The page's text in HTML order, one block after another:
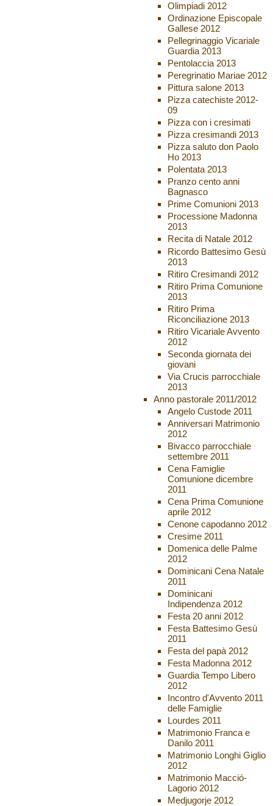
Olimpiadi 2012
Ordinazione Episcopale
Gallese 2012
Pellegrinaggio Vicariale
Guardia 2013
Pentolaccia 2013
Peregrinatio Mariae 2012
Pittura salone 2013
Pizza catechiste 2012-
09
Pizza con i cresimati
Pizza cresimandi 2013
Pizza saluto don Paolo
Ho 2013
Polentata 2013
Pranzo cento anni
Bagnasco
Prime Comunioni 2013
Processione Madonna
2013
Recita di Natale 2012
Ricordo Battesimo Gesù
2013
Ritiro Cresimandi 2012
Ritiro Prima Comunione
2013
Ritiro Prima
Riconciliazione 2013
Ritiro Vicariale Avvento
2012
Seconda giornata dei
giovani
Via Crucis parrocchiale
2013
Anno pastorale 2011/2012
Angelo Custode 2011
Anniversari Matrimonio
2012
Bivacco parrocchiale
settembre 2011
Cena Famiglie
Comunione dicembre
2011
Cena Prima Comunione
aprile 2012
Cenone capodanno 2012
Cresime 2011
Domenica delle Palme
2012
Dominicani Cena Natale
2011
Dominicani
Indipendenza 2012
Festa 20 anni 2012
Festa Battesimo Gesù
2011
Festa del papà 2012
Festa Madonna 2012
Guardia Tempo Libero
2012
Incontro d'Avvento 2011
delle Famiglie
Lourdes 2011
Matrimonio Franca e
Danilo 2011
Matrimonio Longhi Giglio
2012
Matrimonio Macció-
Lagorio 2012
Medjugorje 2012